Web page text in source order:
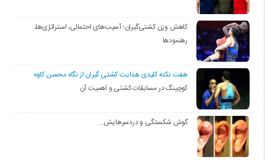
کاهش وزن کشتی‌گیران؛ آسیب‌های احتمالی، استراتژی‌ها،
رهنمودها
هفت نکته کلیدی هدایت کشتی گیران از نگاه محسن کاوه
کوچینگ در مسابقات کشتی و اهمیت آن
گوش شکستگی و دردسرهایش…